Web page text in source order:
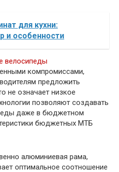
для кухни:
и особенности
велосипеды
компромиссами,
предложить
не означает низкое
позволяют создавать
даже в бюджетном
бюджетных МТБ
алюминиевая рама,
оптимальное соотношение